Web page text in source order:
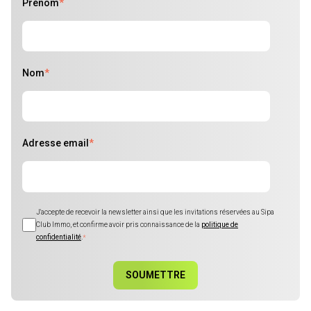
Prénom*
Nom*
Adresse email *
J'accepte de recevoir la newsletter ainsi que les invitations réservées au Sipa
Club Immo, et confirme avoir pris connaissance de la politique de
confidentialité*